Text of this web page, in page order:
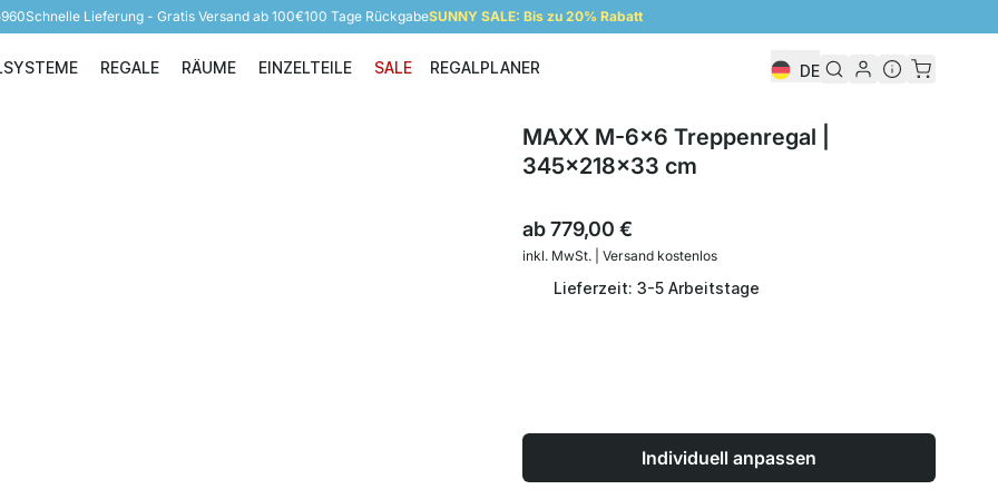
Schnelle Lieferung - Gratis Versand ab 100€100 Tage RückgabeSUNNY SALE: Bis zu 20% Rabatt
Regalsysteme
REGALE
Regale
RÄUME
Räume
EINZELTEILE
Einzelteile
SALE REGALPLANER DE
MAXX M-6x6 Treppenregal |
345x218x33 cm
ab779,00 €
inkl. MwSt. | Versand kostenlos
Lieferzeit: 3-5 Arbeitstage
Individuell anpassen